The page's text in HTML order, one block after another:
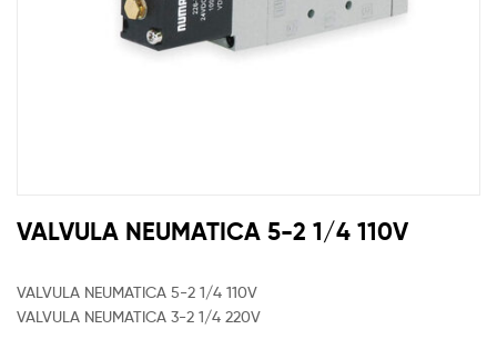
VALVULA NEUMATICA 5-2 1/4 110V
VALVULA NEUMATICA 5-2 1/4 110V
VALVULA NEUMATICA 3-2 1/4 220V